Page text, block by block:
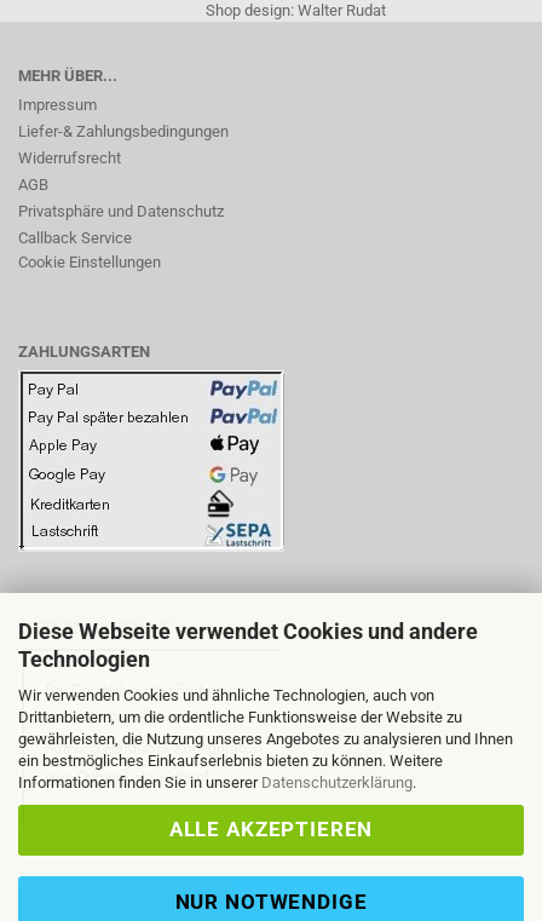
Diese Webseite verwendet Cookies und andere
Technologien
Wir verwenden Cookies und ähnliche Technologien, auch von
Drittanbietern, um die ordentliche Funktionsweise der Website zu
gewährleisten, die Nutzung unseres Angebotes zu analysieren und Ihnen
ein bestmögliches Einkaufserlebnis bieten zu können. Weitere
Informationen finden Sie in unserer Datenschutzerklärung.
ALLE AKZEPTIEREN
NUR NOTWENDIGE
Shop design: Walter Rudat
MEHR ÜBER...
Impressum
Liefer-& Zahlungsbedingungen
Widerrufsrecht
AGB
Privatsphäre und Datenschutz
Callback Service
Cookie Einstellungen
ZAHLUNGSARTEN
BITTE BEACHTEN SIE:
VERTRAG WIDERRUFEN